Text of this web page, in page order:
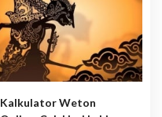
Kalkulator Weton